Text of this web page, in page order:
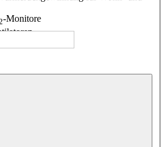
-Monitore
und Garagenlüftung
Ventilatoren